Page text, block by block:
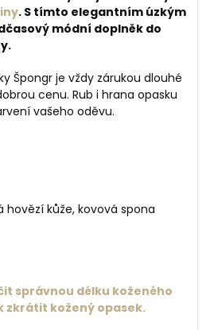
. S tímto elegantním úzkým
módní doplněk do
Špongr je vždy zárukou dlouhé
cenu. Rub i hrana opasku
vašeho oděvu.
hovězí kůže, kovová spona
správnou délku koženého
zkrátit kožený opasek.